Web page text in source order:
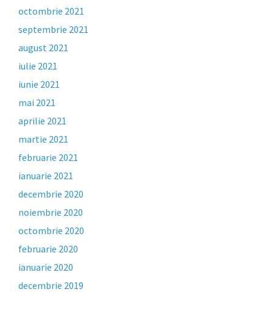
octombrie 2021
septembrie 2021
august 2021
iulie 2021
iunie 2021
mai 2021
aprilie 2021
martie 2021
februarie 2021
ianuarie 2021
decembrie 2020
noiembrie 2020
octombrie 2020
februarie 2020
ianuarie 2020
decembrie 2019